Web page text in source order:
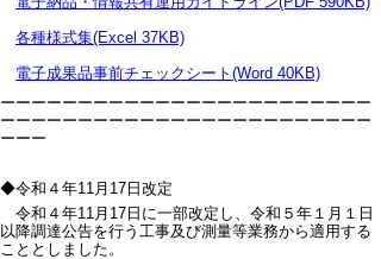
各種様式集(Excel 37KB)
電子成果品事前チェックシート(Word 40KB)
ーーーーーーーーーーーーーーーーーーーーーーーー
ーーーーーーーーーーーーーーーーーーーーーーーー
ーーー
◆令和４年11月17日改定
令和４年11月17日に一部改定し、令和５年１月１日
以降調達公告を行う工事及び測量等業務から適用する
こととしました。